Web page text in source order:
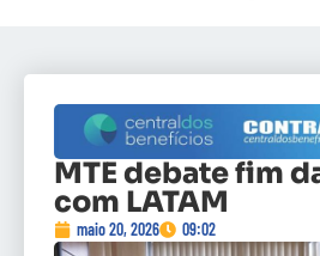
MTE debate fim
com LATAM
maio 20, 2026 09:02